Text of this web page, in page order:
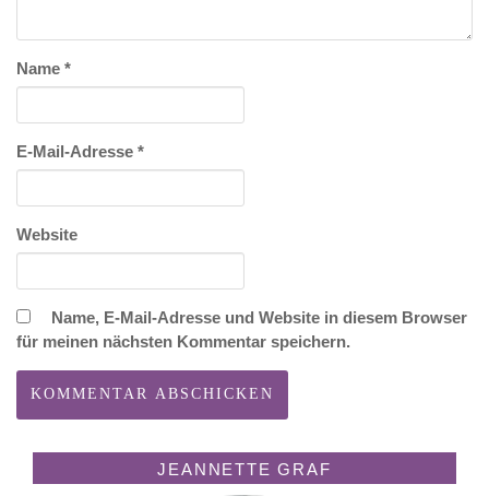
Name *
E-Mail-Adresse *
Website
Name, E-Mail-Adresse und Website in diesem Browser
für meinen nächsten Kommentar speichern.
JEANNETTE GRAF